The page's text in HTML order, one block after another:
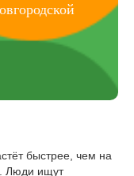
быстрее, чем на
Люди ищут